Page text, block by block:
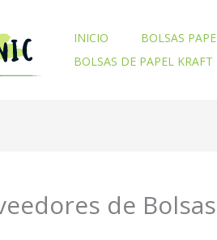
INICIO BOLSAS
BOLSAS DE PAPEL KRAFT
de